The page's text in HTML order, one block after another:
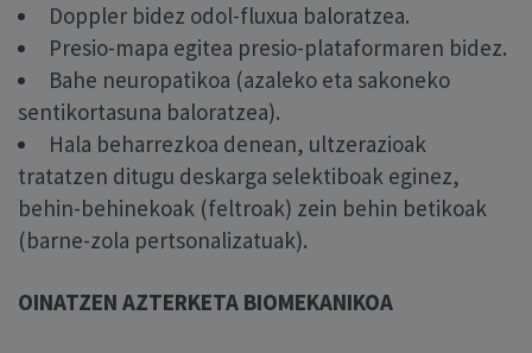
Doppler bidez odol-fluxua baloratzea.
Presio-mapa egitea presio-plataformaren bidez.
Bahe neuropatikoa (azaleko eta sakoneko
sentikortasuna baloratzea).
Hala beharrezkoa denean, ultzerazioak
tratatzen ditugu deskarga selektiboak eginez,
behin-behinekoak (feltroak) zein behin betikoak
(barne-zola pertsonalizatuak).
OINATZEN AZTERKETA BIOMEKANIKOA